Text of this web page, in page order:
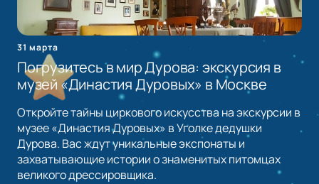
31 марта
Погрузитесь в мир Дурова: экскурсия в
музей «Династия Дуровых» в Москве
Откройте тайны циркового искусства на экскурсии в
музее «Династия Дуровых» в Уголке дедушки
Дурова. Вас ждут уникальные экспонаты и
захватывающие истории о знаменитых питомцах
великого дрессировщика.